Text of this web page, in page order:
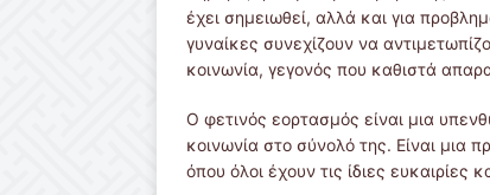
έχει σημειωθεί, αλλά και για
γυναίκες συνεχίζουν να
κοινωνία, γεγονός που καθιστά
Ο φετινός εορτασμός είναι μια
κοινωνία στο σύνολό της. Είναι μια
όπου όλοι έχουν τις ίδιες ευκαιρίες